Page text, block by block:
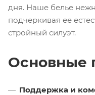
дня. Наше белье
подчеркивая ее
стройный силуэт.
Основные
Поддержка и